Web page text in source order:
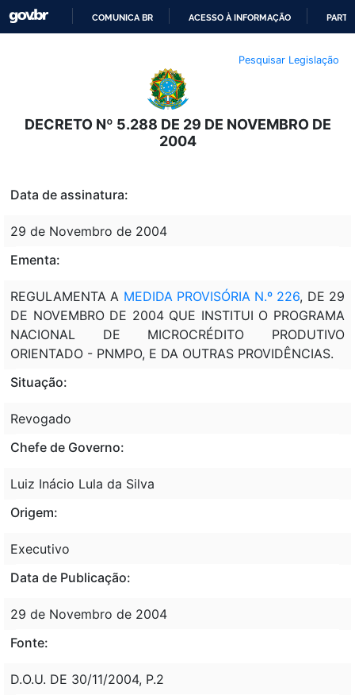
O
CONTEÚDO
COMUNICA BR ACESSO À INFORMAÇÃO
Pesquisar Legislação
DECRETO Nº 5.288 DE 29 DE NOVEMBRO DE
2004
Data de assinatura:
29 de Novembro de 2004
Ementa:
REGULAMENTA A MEDIDA PROVISÓRIA N.º 226, DE 29
DE NOVEMBRO DE 2004 QUE INSTITUI O PROGRAMA
NACIONAL DE MICROCRÉDITO PRODUTIVO
ORIENTADO - PNMPO, E DA OUTRAS PROVIDÊNCIAS.
Situação:
Revogado
Chefe de Governo:
Luiz Inácio Lula da Silva
Origem:
Executivo
Data de Publicação:
29 de Novembro de 2004
Fonte:
D.O.U. DE 30/11/2004, P.2